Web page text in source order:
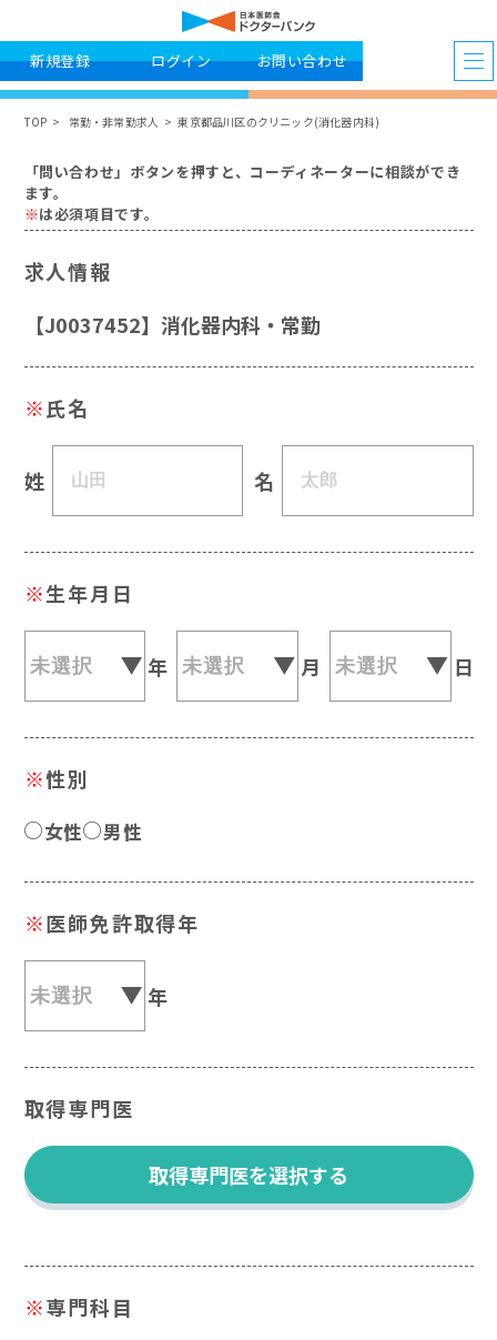
新規登録 ログイン お問い合わせ
TOP 常勤・非常勤求人 東京都品川区のクリニック(消化器内科)
「問い合わせ」ボタンを押すと、コーディネーターに相談ができ
ます。
※は必須項目です。
求人情報
【J0037452】消化器内科・常勤
※氏名
姓 名
※生年月日
年 月 日
※性別
女性 男性
※医師免許取得年
年
取得専門医
取得専門医を選択する
※専門科目